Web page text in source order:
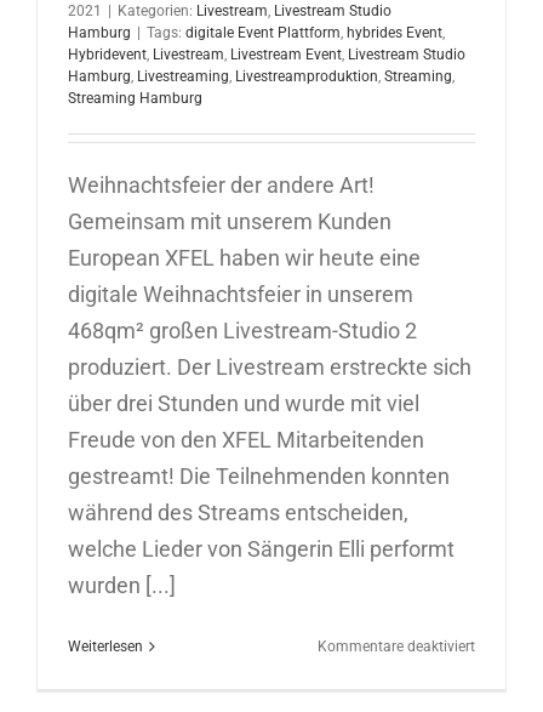
2021
Kategorien: Livestream, Livestream Studio
Hamburg
Tags: digitale Event Plattform, hybrides Event,
Hybridevent, Livestream, Livestream Event, Livestream Studio
Hamburg, Livestreaming, Livestreamproduktion, Streaming,
Streaming Hamburg
Weihnachtsfeier der andere Art!
Gemeinsam mit unserem Kunden
European XFEL haben wir heute eine
digitale Weihnachtsfeier in unserem
468qm² großen Livestream-Studio 2
produziert. Der Livestream erstreckte sich
über drei Stunden und wurde mit viel
Freude von den XFEL Mitarbeitenden
gestreamt! Die Teilnehmenden konnten
während des Streams entscheiden,
welche Lieder von Sängerin Elli performt
wurden [...]
Weiterlesen Kommentare deaktiviertfür